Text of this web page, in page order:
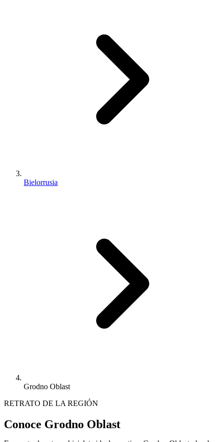
Bielorrusia
Grodno Oblast
RETRATO DE LA REGIÓN
Conoce Grodno Oblast